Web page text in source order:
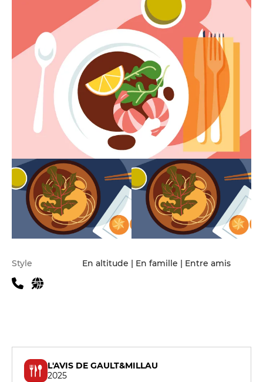
Infos pratiques
Style En altitude | En famille | Entre amis
L'AVIS DE GAULT&MILLAU
2025